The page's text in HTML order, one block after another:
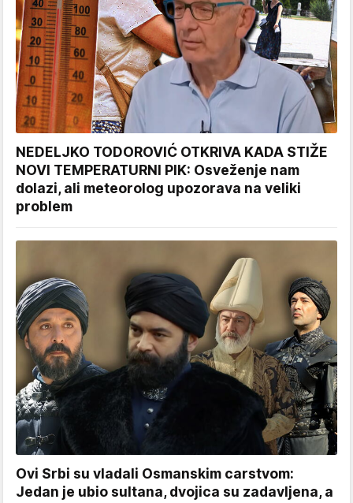
NEDELJKO TODOROVIĆ OTKRIVA KADA STIŽE
NOVI TEMPERATURNI PIK: Osveženje nam
dolazi, ali meteorolog upozorava na veliki
problem
Ovi Srbi su vladali Osmanskim carstvom:
Jedan je ubio sultana, dvojica su zadavljena, a